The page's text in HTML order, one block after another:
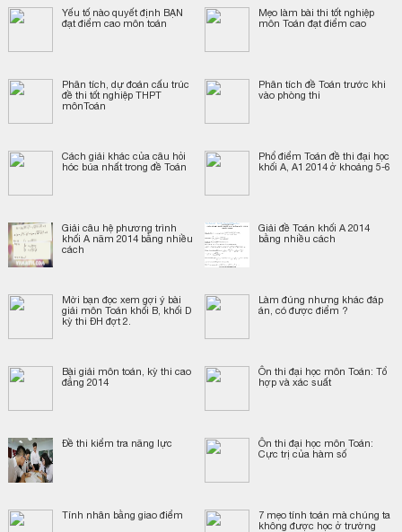
Yếu tố nào quyết định BẠN
đạt điểm cao môn toán
Mẹo làm bài thi tốt nghiệp
môn Toán đạt điểm cao
Phân tích, dự đoán cấu trúc
đề thi tốt nghiệp THPT
mônToán
Phân tích đề Toán trước khi
vào phòng thi
Cách giải khác của câu hỏi
hóc búa nhất trong đề Toán
Phổ điểm Toán đề thi đại học
khối A, A1 2014 ở khoảng 5-6
Giải câu hệ phương trình
khối A năm 2014 bằng nhiều
cách
Giải đề Toán khối A 2014
bằng nhiều cách
Mời bạn đọc xem gợi ý bài
giải môn Toán khối B, khối D
kỳ thi ĐH đợt 2.
Làm đúng nhưng khác đáp
án, có được điểm ?
Bài giải môn toán, kỳ thi cao
đẳng 2014
Ôn thi đại học môn Toán: Tổ
hợp và xác suất
Đề thi kiểm tra năng lực
Ôn thi đại học môn Toán:
Cực trị của hàm số
Tính nhân bằng giao điểm
7 mẹo tính toán mà chúng ta
không được học ở trường